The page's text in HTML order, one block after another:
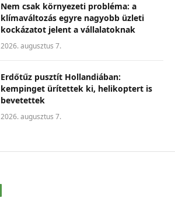
Nem csak környezeti probléma: a
klímaváltozás egyre nagyobb üzleti
kockázatot jelent a vállalatoknak
2026. augusztus 7.
Erdőtűz pusztít Hollandiában:
kempinget ürítettek ki, helikoptert is
bevetettek
2026. augusztus 7.